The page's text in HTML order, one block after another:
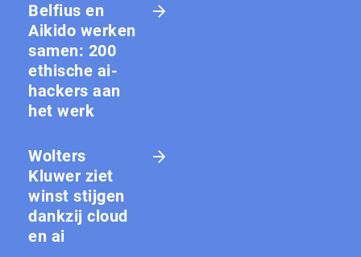
Belfius en
Aikido werken
samen: 200
ethische ai-
hackers aan
het werk
Wolters
Kluwer ziet
winst stijgen
dankzij cloud
en ai